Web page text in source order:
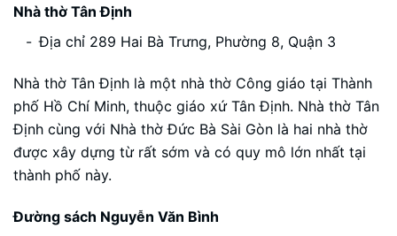
Nhà thờ Tân Định
Địa chỉ 289 Hai Bà Trưng, Phường 8, Quận 3
Nhà thờ Tân Định là một nhà thờ Công giáo tại Thành
phố Hồ Chí Minh, thuộc giáo xứ Tân Định. Nhà thờ Tân
Định cùng với Nhà thờ Đức Bà Sài Gòn là hai nhà thờ
được xây dựng từ rất sớm và có quy mô lớn nhất tại
thành phố này.
Đường sách Nguyễn Văn Bình